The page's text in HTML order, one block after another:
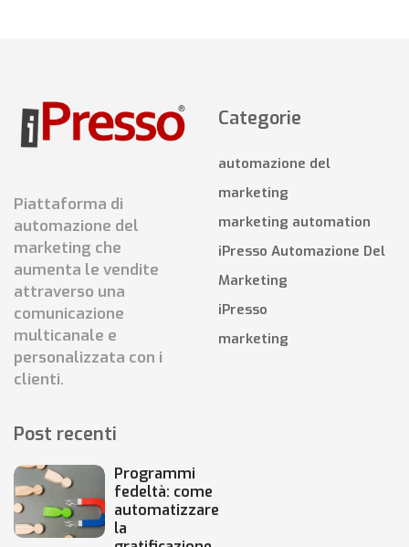
Piattaforma di
automazione del
marketing che
aumenta le vendite
attraverso una
comunicazione
multicanale e
personalizzata con i
clienti.
Categorie
automazione del
marketing
marketing automation
iPresso Automazione Del
Marketing
iPresso
marketing
Post recenti
Programmi
fedeltà: come
automatizzare
la